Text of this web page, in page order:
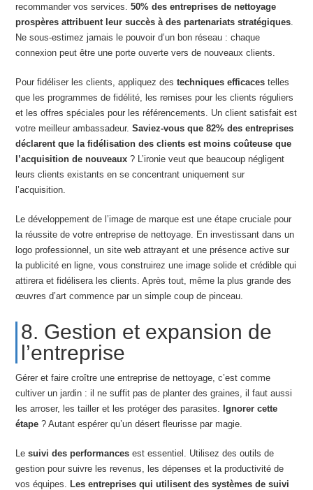
recommander vos services.50% des entreprises de nettoyage
prospères attribuent leur succès à des partenariats stratégiques
Ne sous-estimez jamais le pouvoir d’un bon réseau : chaque
connexion peut être une porte ouverte vers de nouveaux clients.
Pour fidéliser les clients, appliquez destechniques efficaces telles
que les programmes de fidélité, les remises pour les clients réguliers
et les offres spéciales pour les référencements. Un client satisfait est
votre meilleur ambassadeur.Saviez-vous que 82% des entreprises
déclarent que la fidélisation des clients est moins coûteuse que
l’acquisition de nouveaux ? L’ironie veut que beaucoup négligent
leurs clients existants en se concentrant uniquement sur
l’acquisition.
Le développement de l’image de marque est une étape cruciale pour
la réussite de votre entreprise de nettoyage. En investissant dans un
logo professionnel, un site web attrayant et une présence active sur
la publicité en ligne, vous construirez une image solide et crédible qui
attirera et fidélisera les clients. Après tout, même la plus grande des
œuvres d’art commence par un simple coup de pinceau.
8. Gestion et expansion de
l’entreprise
Gérer et faire croître une entreprise de nettoyage, c’est comme
cultiver un jardin : il ne suffit pas de planter des graines, il faut aussi
les arroser, les tailler et les protéger des parasites.Ignorer cette
étape ? Autant espérer qu’un désert fleurisse par magie.
Lesuivi des performances est essentiel. Utilisez des outils de
gestion pour suivre les revenus, les dépenses et la productivité de
vos équipes.Les entreprises qui utilisent des systèmes de suivi